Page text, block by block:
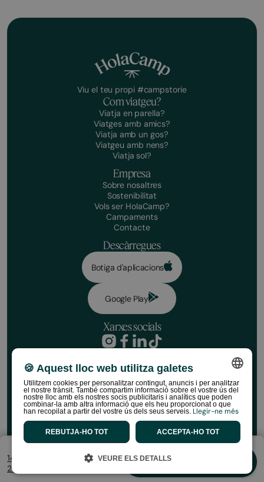
Fes la teva reserva
Dates
Nº de viatgers
14 ago - 16 ago
2 Huéspedes
Reservar
Viu el teu propi #campstorie
Com viatgeu?
Viatja en parella?
Viatges amb amics?
Viatja amb un gos?
Viatgeu amb nens?
Viatja sol?
Empresa
Sobre nosaltres
Sostenibilitat
Vols ser HolaCamp?
Campaments
Contacte
Descàrregues
Botiga d'aplicacions
Google Play
Xarxes socials
Condicions de reserva
Renúncia
Política de xarxes socials
Política de Cookies
Normativa de la botiga HolaCamp
©HolaCamp | Tots els drets reservats
SPANISH
ENGLISH
CATALAN
PORTUGUESE
🍪 Aquest lloc web utilitza galetes
Utilitzem cookies per personalitzar contingut, anuncis i per analitzar
el nostre trànsit. També compartim informació sobre el vostre ús del
nostre lloc amb els nostres socis publicitaris i analítics que poden
combinar-la amb altra informació que els heu proporcionat o que
han recopilat a partir del vostre ús dels seus serveis. Llegir-ne més
ACCEPTA-HO TOT
REBUTJA-HO TOT
VEURE ELS DETALLS